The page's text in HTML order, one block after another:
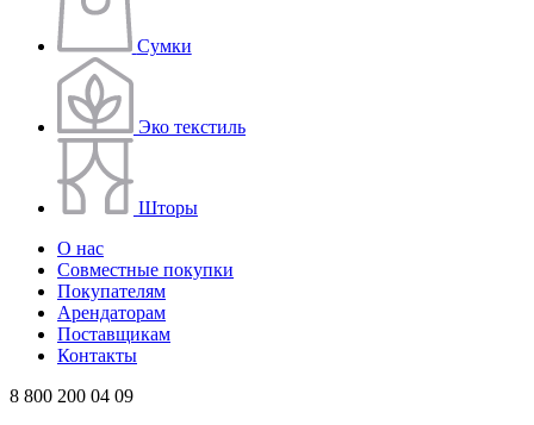
Сумки
Эко текстиль
Шторы
О нас
Совместные покупки
Покупателям
Арендаторам
Поставщикам
Контакты
8 800 200 04 09